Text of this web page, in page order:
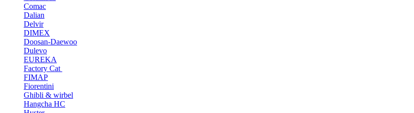
Comac
Dalian
Delvir
DIMEX
Doosan-Daewoo
Dulevo
EUREKA
Factory Cat
FIMAP
Fiorentini
Ghibli & wirbel
Hangcha HC